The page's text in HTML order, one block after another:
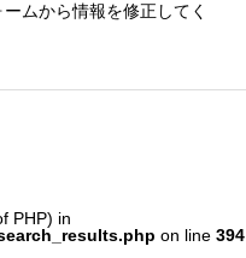
ムから情報を修正してく
PHP) in
on line 394